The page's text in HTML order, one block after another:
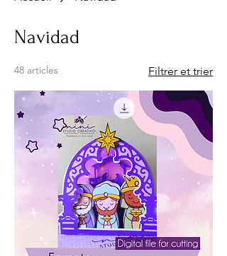
Navidad
48 articles Filtrer et trier